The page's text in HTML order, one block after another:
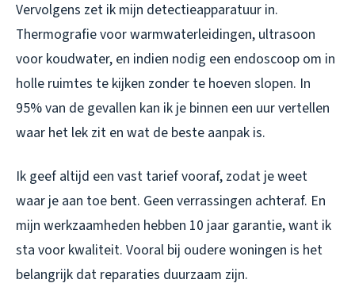
Vervolgens zet ik mijn detectieapparatuur in.
Thermografie voor warmwaterleidingen, ultrasoon
voor koudwater, en indien nodig een endoscoop om in
holle ruimtes te kijken zonder te hoeven slopen. In
95% van de gevallen kan ik je binnen een uur vertellen
waar het lek zit en wat de beste aanpak is.
Ik geef altijd een vast tarief vooraf, zodat je weet
waar je aan toe bent. Geen verrassingen achteraf. En
mijn werkzaamheden hebben 10 jaar garantie, want ik
sta voor kwaliteit. Vooral bij oudere woningen is het
belangrijk dat reparaties duurzaam zijn.